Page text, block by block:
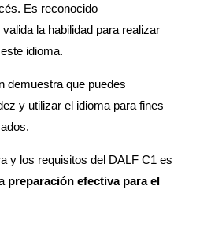
Es reconocido
la habilidad para realizar
idioma.
demuestra que puedes
y utilizar el idioma para fines
y los requisitos del DALF C1 es
preparación efectiva para el